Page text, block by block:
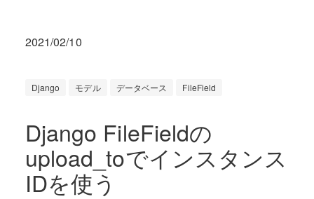
2021/02/10
Django モデル データベース FileField
Django FileFieldの
upload_toでインスタンス
IDを使う